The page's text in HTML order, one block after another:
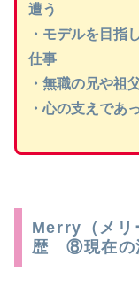
遭う
・モデルを目指
仕事
・無職の兄や祖
・心の支えであ
Merry（メリ
歴 ⑧現在の